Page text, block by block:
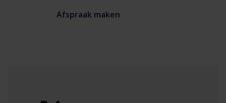
Afspraak maken